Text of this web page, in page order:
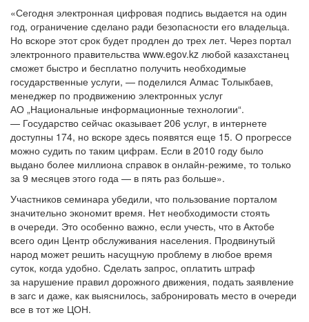
«Сегодня электронная цифровая подпись выдается на один
год, ограничение сделано ради безопасности его владельца.
Но вскоре этот срок будет продлен до трех лет. Через портал
электронного правительства www.egov.kz любой казахстанец
сможет быстро и бесплатно получить необходимые
государственные услуги, — поделился Алмас Толыкбаев,
менеджер по продвижению электронных услуг
АО „Национальные информационные технологии“.
— Государство сейчас оказывает 206 услуг, в интернете
доступны 174, но вскоре здесь появятся еще 15. О прогрессе
можно судить по таким цифрам. Если в 2010 году было
выдано более миллиона справок в онлайн-режиме, то только
за 9 месяцев этого года — в пять раз больше».
Участников семинара убедили, что пользование порталом
значительно экономит время. Нет необходимости стоять
в очереди. Это особенно важно, если учесть, что в Актобе
всего один Центр обслуживания населения. Продвинутый
народ может решить насущную проблему в любое время
суток, когда удобно. Сделать запрос, оплатить штраф
за нарушение правил дорожного движения, подать заявление
в загс и даже, как выяснилось, забронировать место в очереди
все в тот же ЦОН.